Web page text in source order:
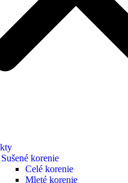
Sušené korenie
Celé korenie
Mleté korenie